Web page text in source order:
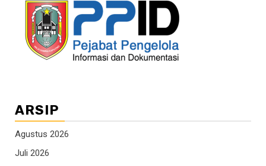
ARSIP
Agustus 2026
Juli 2026